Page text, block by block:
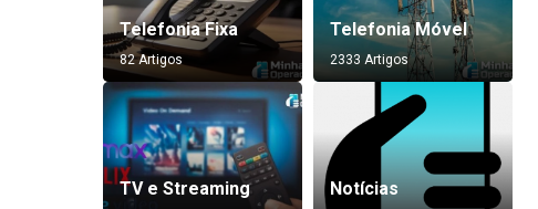
Telefonia Fixa
82 Artigos
Telefonia Móvel
2333 Artigos
TV e Streaming Notícias